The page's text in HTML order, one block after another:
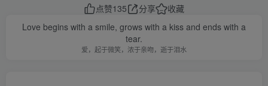
点赞135 分享
收藏
Love begins with a smile, grows with a kiss and ends with a
tear.
爱，起于微笑，浓于亲吻，逝于泪水